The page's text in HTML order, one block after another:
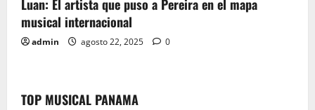
Luan: El artista que puso a Pereira en el mapa
musical internacional
admin agosto 22, 2025 0
TOP MUSICAL PANAMA